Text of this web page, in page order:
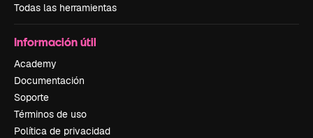
Todas las herramientas
Información útil
Academy
Documentación
Soporte
Términos de uso
Política de privacidad